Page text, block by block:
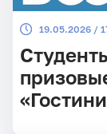
19.05.2026 /